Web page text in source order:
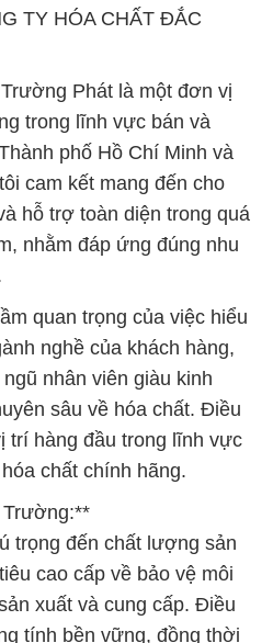
TY HÓA CHẤT ĐẮC
Phát là một đơn vị
trong lĩnh vực bán và
phố Hồ Chí Minh và
cam kết mang đến cho
hỗ trợ toàn diện trong quá
nhằm đáp ứng đúng nhu
quan trọng của việc hiểu
nghề của khách hàng,
nhân viên giàu kinh
sâu về hóa chất. Điều
trí hàng đầu trong lĩnh vực
chất chính hãng.
Trường:**
trọng đến chất lượng sản
cao cấp về bảo vệ môi
xuất và cung cấp. Điều
tính bền vững, đồng thời